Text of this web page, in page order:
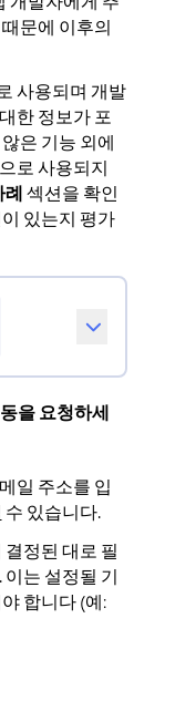
문에 이후의
사용되며 개발
한 정보가 포
은 기능 외에
로 사용되지
례섹션을 확인
있는지 평가
을 요청하세
일 주소를 입
수 있습니다.
정된 대로 필
는 설정될 기
합니다 (예: